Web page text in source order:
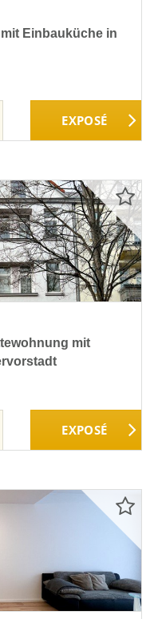
Einbauküche in
mit